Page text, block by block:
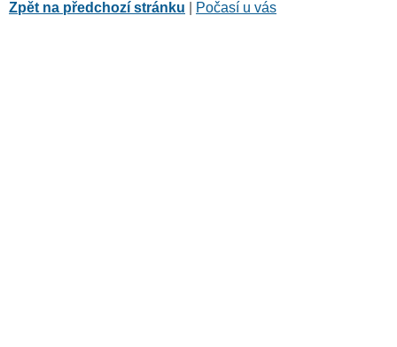
Zpět na předchozí stránku Počasí u vás